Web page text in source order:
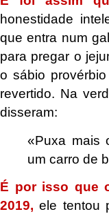
honestidade
que entra num
para pregar o
o sábio
revertido. Na
disseram:
«Puxa mais
um carro de
É por isso que
2019, ele tentou